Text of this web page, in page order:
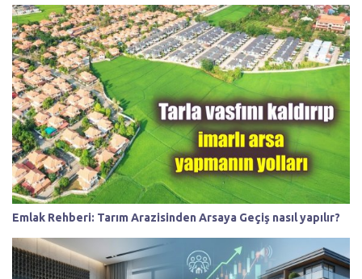
Emlak Rehberi: Tarım Arazisinden Arsaya Geçiş nasıl yapılır?